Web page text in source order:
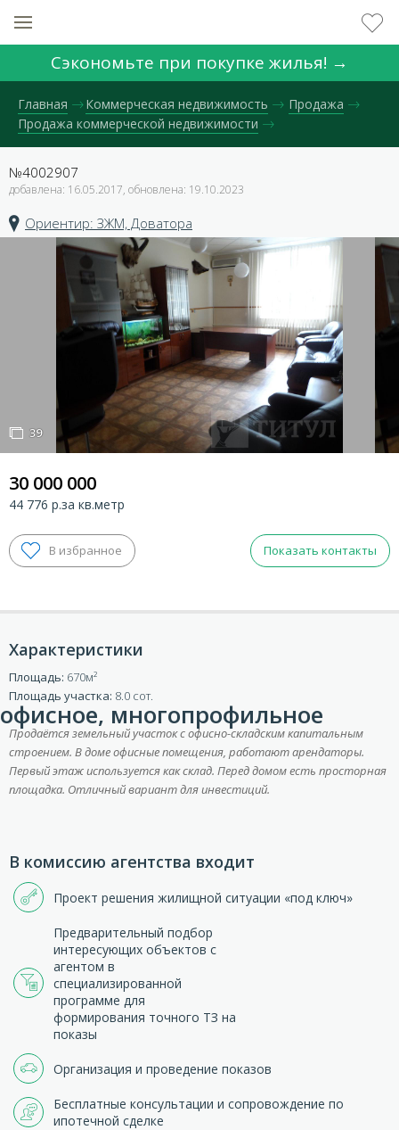
ВХОД ДЛЯ КЛИЕНТОВ
Сэкономьте при покупке жилья! →
Главная Коммерческая недвижимость
Продажа
Продажа коммерческой недвижимости
№4002907
добавлена: 16.05.2017, обновлена: 19.10.2023
39
Ориентир: ЗЖМ, Доватора
39
30 000 000
44 776 р.за кв.метр
Показать контакты
Характеристики
Площадь: 670
Площадь участка: 8.0 сот.
офисное, многопрофильное
Продаётся земельный участок с офисно-складским капитальным
строением. В доме офисные помещения, работают арендаторы.
Первый этаж используется как склад. Перед домом есть просторная
площадка. Отличный вариант для инвестиций.
В комиссию агентства входит
Проект решения жилищной ситуации «под ключ»
Предварительный подбор
интересующих объектов с
агентом в
специализированной
программе для
формирования точного ТЗ на
показы
Организация и проведение показов
Бесплатные консультации и сопровождение по
ипотечной сделке